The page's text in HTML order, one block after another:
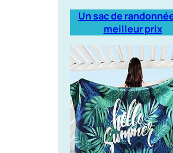
Un sac de
meilleur prix